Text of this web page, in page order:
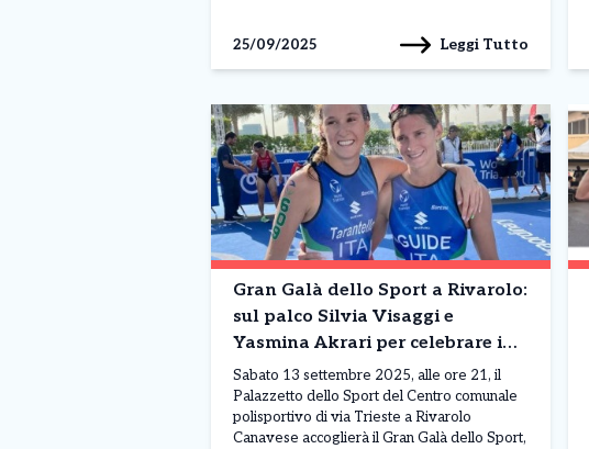
25/09/2025 Leggi Tutto
Gran Galà dello Sport a Rivarolo:
sul palco Silvia Visaggi e
Yasmina Akrari per celebrare i
campioni canavesani
Sabato 13 settembre 2025, alle ore 21, il
Palazzetto dello Sport del Centro comunale
polisportivo di via Trieste a Rivarolo
Canavese accoglierà il Gran Galà dello Sport,